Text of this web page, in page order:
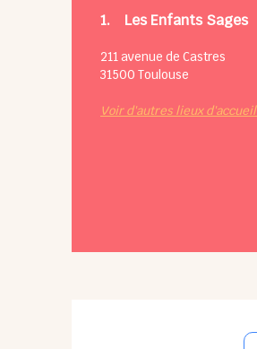
1. Les Enfants Sages
211 avenue de Castres
31500 Toulouse
Voir d'autres lieux d'accueil